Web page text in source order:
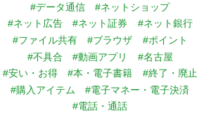
#データ通信
#ネットショップ
#ネット広告
#ネット証券
#ネット銀行
#ファイル共有
#ブラウザ
#ポイント
#不具合
#動画アプリ
#名古屋
#安い・お得
#本・電子書籍
#終了・廃止
#購入アイテム
#電子マネー・電子決済
#電話・通話